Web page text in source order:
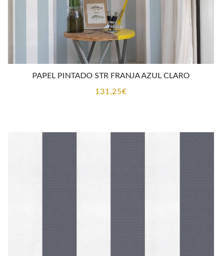
PAPEL PINTADO STR FRANJA AZUL CLARO
131,25€